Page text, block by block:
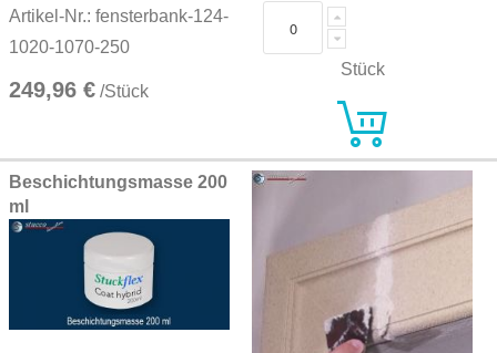
Artikel-Nr.: fensterbank-124-
1020-1070-250
249,96 € /Stück
Stück
Beschichtungsmasse 200
ml